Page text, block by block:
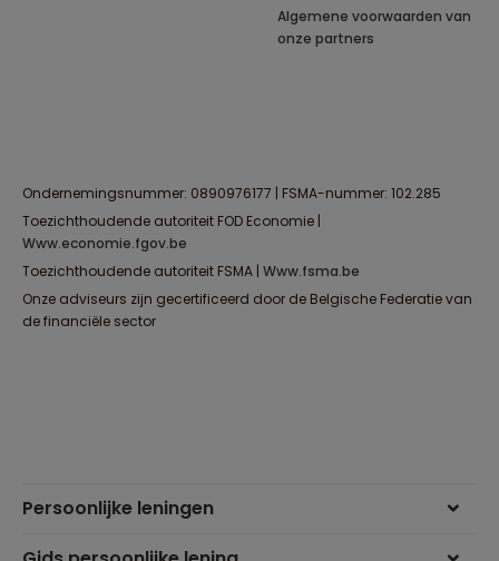
Algemene voorwaarden van
onze partners
Ondernemingsnummer: 0890976177 | FSMA-nummer: 102.285
Toezichthoudende autoriteit FOD Economie |
www.economie.fgov.be
Toezichthoudende autoriteit FSMA |
www.fsma.be
Onze adviseurs zijn gecertificeerd door de Belgische Federatie van
de financiële sector
Persoonlijke leningen